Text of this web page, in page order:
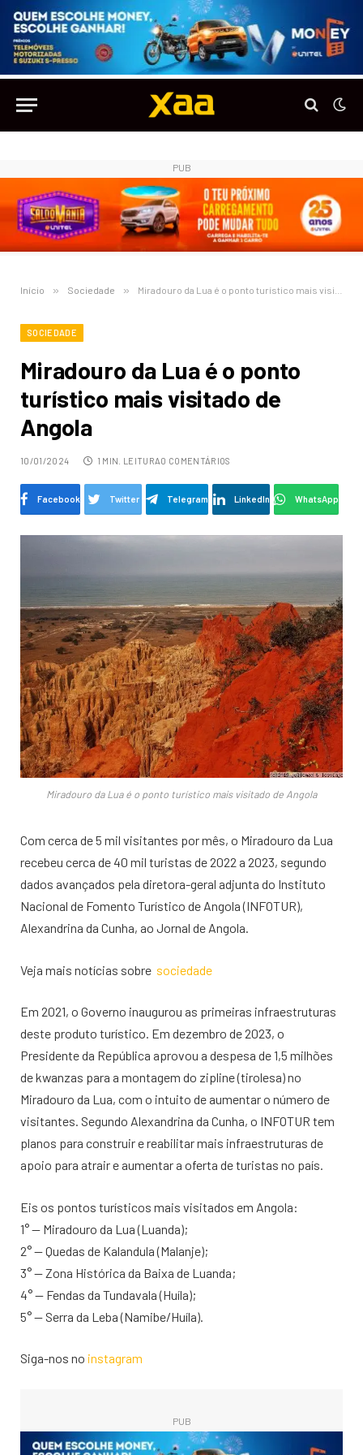
PUB
Início » Sociedade » Miradouro da Lua é o ponto turístico mais visitado de Angola
SOCIEDADE
Miradouro da Lua é o ponto
turístico mais visitado de
Angola
10/01/2024 1 MIN. LEITURA0 COMENTÁRIOS
Facebook Twitter Telegram LinkedIn WhatsApp
Miradouro da Lua é o ponto turístico mais visitado de Angola
Com cerca de 5 mil visitantes por mês, o Miradouro da Lua
recebeu cerca de 40 mil turistas de 2022 a 2023, segundo
dados avançados pela diretora-geral adjunta do Instituto
Nacional de Fomento Turístico de Angola (INFOTUR),
Alexandrina da Cunha, ao Jornal de Angola.
Veja mais notícias sobre sociedade
Em 2021, o Governo inaugurou as primeiras infraestruturas
deste produto turístico. Em dezembro de 2023, o
Presidente da República aprovou a despesa de 1,5 milhões
de kwanzas para a montagem do zipline (tirolesa) no
Miradouro da Lua, com o intuito de aumentar o número de
visitantes. Segundo Alexandrina da Cunha, o INFOTUR tem
planos para construir e reabilitar mais infraestruturas de
apoio para atrair e aumentar a oferta de turistas no país.
Eis os pontos turísticos mais visitados em Angola:
1° — Miradouro da Lua (Luanda);
2° — Quedas de Kalandula (Malanje);
3° — Zona Histórica da Baixa de Luanda;
4° — Fendas da Tundavala (Huíla);
5° — Serra da Leba (Namibe/Huíla).
Siga-nos no instagram
PUB